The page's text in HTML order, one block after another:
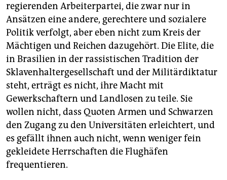
regierenden Arbeiterpartei, die zwar nur in
Ansätzen eine andere, gerechtere und sozialere
Politik verfolgt, aber eben nicht zum Kreis der
Mächtigen und Reichen dazugehört. Die Elite, die
in Brasilien in der rassistischen Tradition der
Sklavenhaltergesellschaft und der Militärdiktatur
steht, erträgt es nicht, ihre Macht mit
Gewerkschaftern und Landlosen zu teile. Sie
wollen nicht, dass Quoten Armen und Schwarzen
den Zugang zu den Universitäten erleichtert, und
es gefällt ihnen auch nicht, wenn weniger fein
gekleidete Herrschaften die Flughäfen
frequentieren.